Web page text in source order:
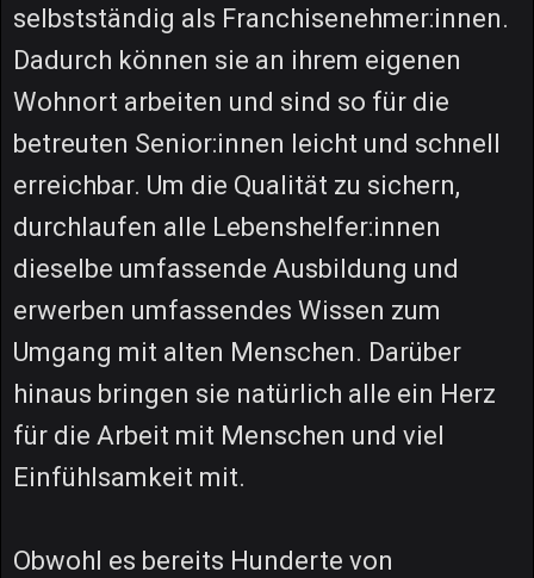
selbstständig als Franchisenehmer:innen.
Dadurch können sie an ihrem eigenen
Wohnort arbeiten und sind so für die
betreuten Senior:innen leicht und schnell
erreichbar. Um die Qualität zu sichern,
durchlaufen alle Lebenshelfer:innen
dieselbe umfassende Ausbildung und
erwerben umfassendes Wissen zum
Umgang mit alten Menschen. Darüber
hinaus bringen sie natürlich alle ein Herz
für die Arbeit mit Menschen und viel
Einfühlsamkeit mit.
Obwohl es bereits Hunderte von